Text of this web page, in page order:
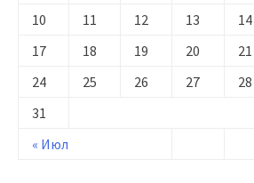
« Июл
10
11 12 13 14
17
18 19 20 21
24
25 26 27 28
31